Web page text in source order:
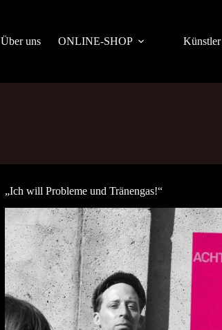
Über uns
ONLINE-SHOP Künstler
„Ich will Probleme und Tränengas!“